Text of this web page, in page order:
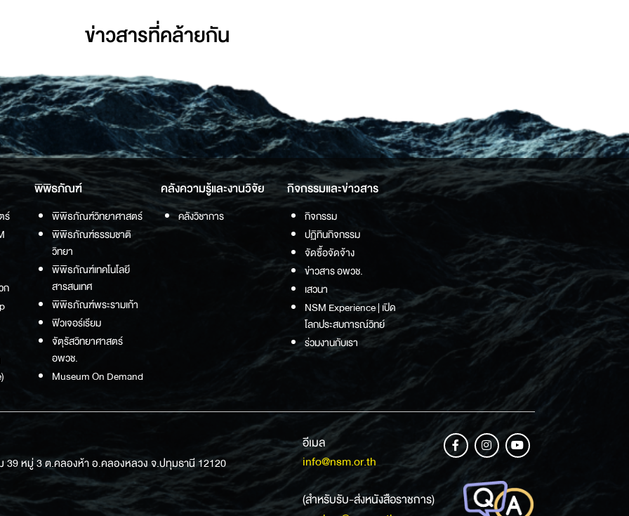
ข่าวสารที่่คล้ายกัน
ร์
ก
พิพิธภัณฑ์
พิพิธภัณฑ์วิทยาศาสตร์
พิพิธภัณฑ์ธรรมชาติ
วิทยา
พิพิธภัณฑ์เทคโนโลยี
สารสนเทศ
พิพิธภัณฑ์พระรามเก้า
ฟิวเจอร์เรียม
จัตุรัสวิทยาศาสตร์
อพวช.
Museum On Demand
คลังความรู้และงานวิจัย
คลังวิชาการ
กิจกรรมและข่าวสาร
กิจกรรม
ปฏิทินกิจกรรม
จัดซื้อจัดจ้าง
ข่าวสาร อพวช.
เสวนา
NSM Experience | เปิด
โลกประสบการณ์วิทย์
ร่วมงานกับเรา
39 หมู่ 3 ต.คลองห้า อ.คลองหลวง จ.ปทุมธานี 12120
อีเมล
info@nsm.or.th
(สำหรับรับ-ส่งหนังสือราชการ)